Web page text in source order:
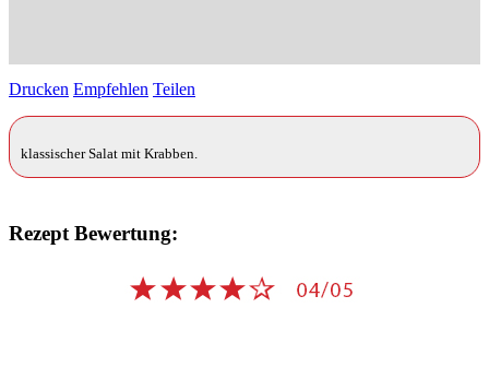
Drucken Empfehlen Teilen
klassischer Salat mit Krabben.
Rezept Bewertung: